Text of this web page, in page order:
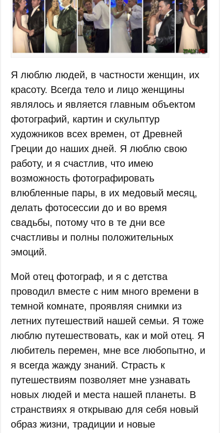
Я люблю людей, в частности женщин, их
красоту. Всегда тело и лицо женщины
являлось и является главным объектом
фотографий, картин и скульптур
художников всех времен, от Древней
Греции до наших дней. Я люблю свою
работу, и я счастлив, что имею
возможность фотографировать
влюбленные пары, в их медовый месяц,
делать фотосессии до и во время
свадьбы, потому что в те дни все
счастливы и полны положительных
эмоций.
Мой отец фотограф, и я с детства
проводил вместе с ним много времени в
темной комнате, проявляя снимки из
летних путешествий нашей семьи. Я тоже
люблю путешествовать, как и мой отец. Я
любитель перемен, мне все любопытно, и
я всегда жажду знаний. Страсть к
путешествиям позволяет мне узнавать
новых людей и места нашей планеты. В
странствиях я открываю для себя новый
образ жизни, традиции и новые